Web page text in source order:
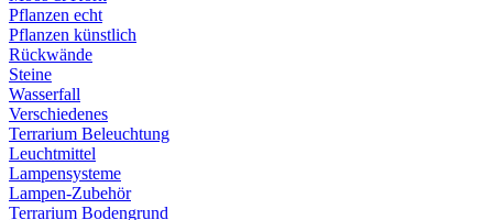
Pflanzen echt
Pflanzen künstlich
Rückwände
Steine
Wasserfall
Verschiedenes
Terrarium Beleuchtung
Leuchtmittel
Lampensysteme
Lampen-Zubehör
Terrarium Bodengrund